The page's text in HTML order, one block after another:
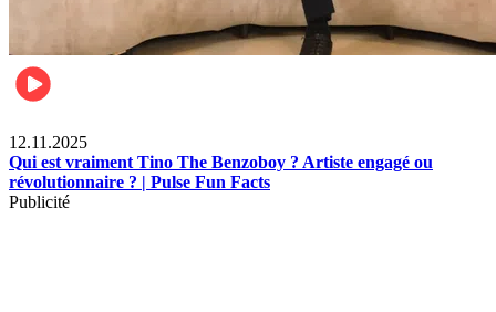
12.11.2025
Qui est vraiment Tino The Benzoboy ? Artiste engagé ou
révolutionnaire ? | Pulse Fun Facts
Publicité